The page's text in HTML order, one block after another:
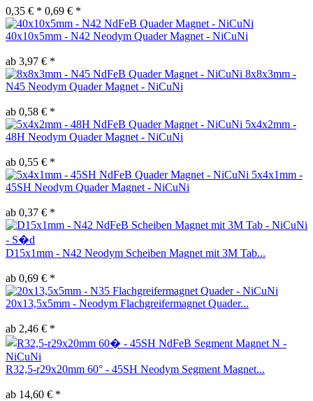
0,35 € * 0,69 € *
40x10x5mm - N42 Neodym Quader Magnet - NiCuNi
ab 3,97 € *
8x8x3mm -
N45 Neodym Quader Magnet - NiCuNi
ab 0,58 € *
5x4x2mm -
48H Neodym Quader Magnet - NiCuNi
ab 0,55 € *
5x4x1mm -
45SH Neodym Quader Magnet - NiCuNi
ab 0,37 € *
D15x1mm - N42 Neodym Scheiben Magnet mit 3M Tab...
ab 0,69 € *
20x13,5x5mm - Neodym Flachgreifermagnet Quader...
ab 2,46 € *
R32,5-r29x20mm 60° - 45SH Neodym Segment Magnet...
ab 14,60 € *